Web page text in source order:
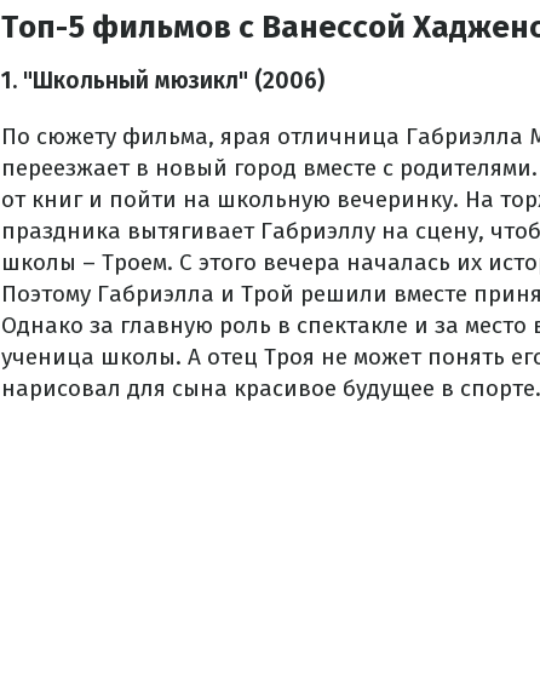
Топ-5 фильмов с Ванессой
1. "Школьный мюзикл" (2006)
По сюжету фильма, ярая отличница Габриэлла
переезжает в новый город вместе с
от книг и пойти на школьную вечеринку. На
праздника вытягивает Габриэллу на сцену,
школы – Троем. С этого вечера началась их
Поэтому Габриэлла и Трой решили вместе
Однако за главную роль в спектакле и за
ученица школы. А отец Троя не может понять
нарисовал для сына красивое будущее в спорте.